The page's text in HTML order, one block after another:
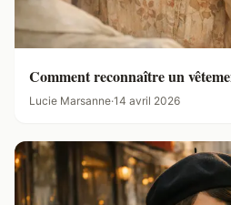
Comment reconnaître un
Lucie Marsanne·14 avril 2026